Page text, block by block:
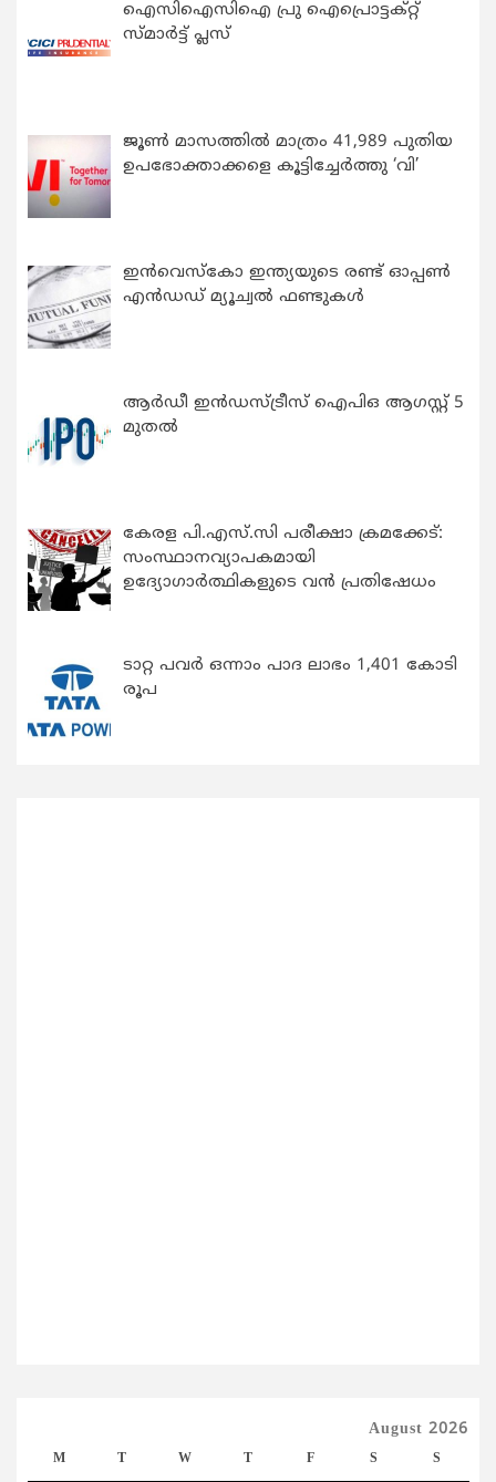
ഐസിഐസിഐ പ്രു ഐപ്രൊട്ടക്റ്റ്
സ്മാർട്ട് പ്ലസ്
ജൂൺ മാസത്തിൽ മാത്രം 41,989 പുതിയ
ഉപഭോക്താക്കളെ കൂട്ടിച്ചേർത്തു ‘വി’
ഇന്‍വെസ്കോ ഇന്ത്യയുടെ രണ്ട് ഓപ്പണ്‍
എന്‍ഡഡ് മ്യൂച്വല്‍ ഫണ്ടുകള്‍
ആർഡീ ഇൻഡസ്ട്രീസ് ഐപിഒ ആഗസ്റ്റ് 5
മുതൽ
കേരള പി.എസ്.സി പരീക്ഷാ ക്രമക്കേട്:
സംസ്ഥാനവ്യാപകമായി
ഉദ്യോഗാര്‍ത്ഥികളുടെ വന്‍ പ്രതിഷേധം
ടാറ്റ പവർ ഒന്നാം പാദ ലാഭം 1,401 കോടി
രൂപ
August 2026
M T W T F S S